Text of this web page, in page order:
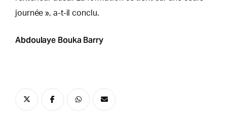
journée », a-t-il conclu.
Abdoulaye Bouka Barry